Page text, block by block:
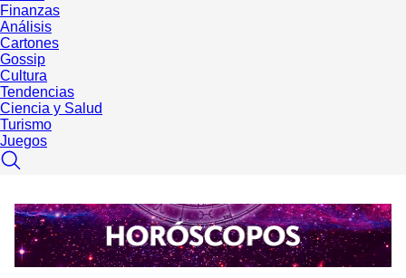
Finanzas
Análisis
Cartones
Gossip
Cultura
Tendencias
Ciencia y Salud
Turismo
Juegos